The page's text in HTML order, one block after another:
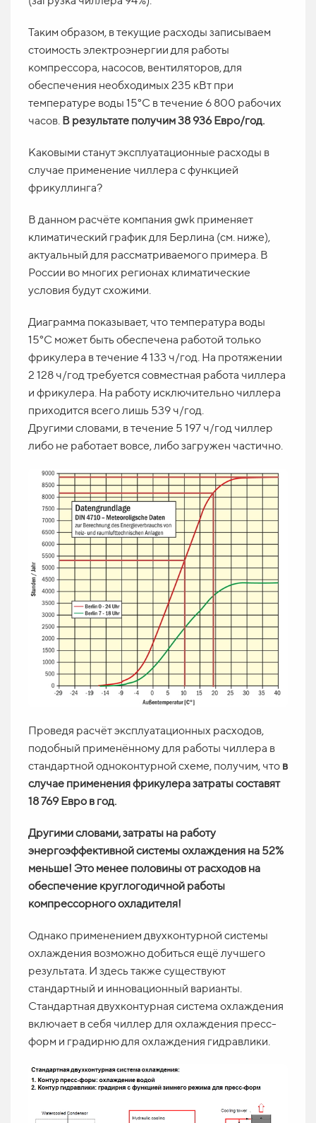
Таким образом, в текущие расходы записываем
стоимость электроэнергии для работы
компрессора, насосов, вентиляторов, для
обеспечения необходимых 235 кВт при
температуре воды 15°С в течение 6 800 рабочих
часов. В результате получим 38 936 Евро/год.
Каковыми станут эксплуатационные расходы в
случае применение чиллера с функцией
фрикуллинга?
В данном расчёте компания gwk применяет
климатический график для Берлина (см. ниже),
актуальный для рассматриваемого примера. В
России во многих регионах климатические
условия будут схожими.
Диаграмма показывает, что температура воды
15°С может быть обеспечена работой только
фрикулера в течение 4 133 ч/год. На протяжении
2 128 ч/год требуется совместная работа чиллера
и фрикулера. На работу исключительно чиллера
приходится всего лишь 539 ч/год.
Другими словами, в течение 5 197 ч/год чиллер
либо не работает вовсе, либо загружен частично.
Проведя расчёт эксплуатационных расходов,
подобный применённому для работы чиллера в
стандартной одноконтурной схеме, получим, что в
случае применения фрикулера затраты составят
18 769 Евро в год.
Другими словами, затраты на работу
энергоэффективной системы охлаждения на 52%
меньше! Это менее половины от расходов на
обеспечение круглогодичной работы
компрессорного охладителя!
Однако применением двухконтурной системы
охлаждения возможно добиться ещё лучшего
результата. И здесь также существуют
стандартный и инновационный варианты.
Стандартная двухконтурная система охлаждения
включает в себя чиллер для охлаждения пресс-
форм и градирню для охлаждения гидравлики.